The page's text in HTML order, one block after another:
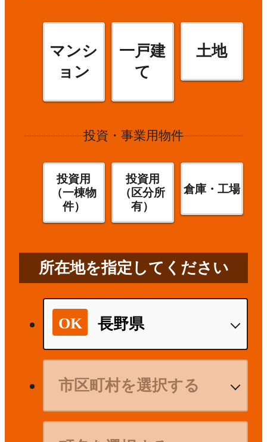
マンシ
ョン
一戸建
て
土地
投資・事業用物件
投資用
（一棟物
件）
投資用
（区分所
有）
倉庫・工場
所在地を指定してください